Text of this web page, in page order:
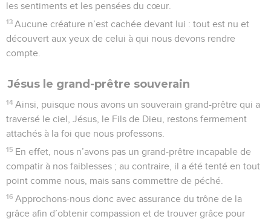
les sentiments et les pensées du cœur.
13 Aucune créature n’est cachée devant lui : tout est nu et
découvert aux yeux de celui à qui nous devons rendre
compte.
Jésus le grand-prêtre souverain
14 Ainsi, puisque nous avons un souverain grand-prêtre qui a
traversé le ciel, Jésus, le Fils de Dieu, restons fermement
attachés à la foi que nous professons.
15 En effet, nous n’avons pas un grand-prêtre incapable de
compatir à nos faiblesses ; au contraire, il a été tenté en tout
point comme nous, mais sans commettre de péché.
16 Approchons-nous donc avec assurance du trône de la
grâce afin d’obtenir compassion et de trouver grâce pour